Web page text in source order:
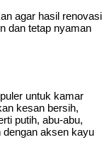
agar hasil renovasi
dan tetap nyaman
untuk kamar
kesan bersih,
putih, abu-abu,
dengan aksen kayu